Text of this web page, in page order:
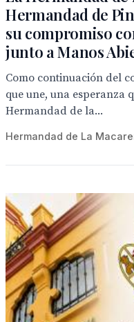
Hermandad de
su compromiso
junto a Manos
Como continuación del
que une, una esperanza
Hermandad de la...
Hermandad de La